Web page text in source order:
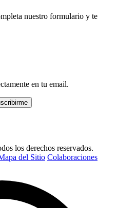
nuestro formulario y te
en tu email.
los derechos reservados.
del Sitio Colaboraciones